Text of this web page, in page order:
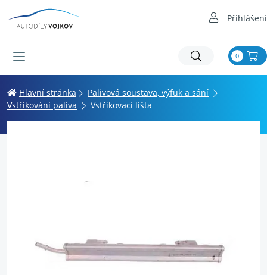
Přihlášení
0
Hlavní stránka
Palivová soustava, výfuk a sání
Vstřikování paliva
Vstřikovací lišta